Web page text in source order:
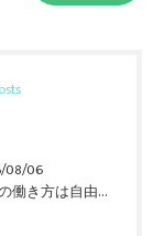
08/06
軽貨物の働き方は自由だけじゃない？東海3県で始める前の本音